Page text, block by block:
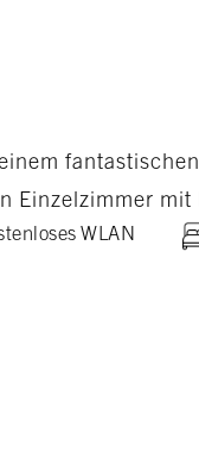
Einzelzimmer mit
WLAN